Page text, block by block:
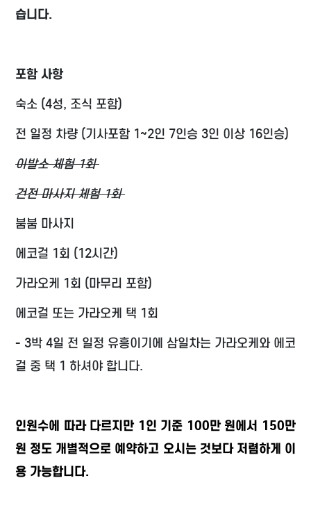
습니다.
포함 사항
숙소 (4성, 조식 포함)
전 일정 차량 (기사포함 1~2인 7인승 3인 이상 16인승)
이발소 체험 1회
건전 마사지 체험 1회
붐붐 마사지
에코걸 1회 (12시간)
가라오케 1회 (마무리 포함)
에코걸 또는 가라오케 택 1회
- 3박 4일 전 일정 유흥이기에 삼일차는 가라오케와 에코
걸 중 택 1 하셔야 합니다.
인원수에 따라 다르지만 1인 기준 100만 원에서 150만
원 정도 개별적으로 예약하고 오시는 것보다 저렴하게 이
용 가능합니다.